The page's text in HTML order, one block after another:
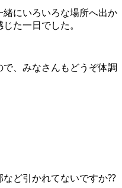
にいろいろな場所へ出か
た一日でした。
、みなさんもどうぞ体調
など引かれてないですか⁇